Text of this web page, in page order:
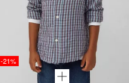
-21%